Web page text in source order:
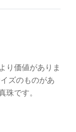
り価値がありま
ズのものがあ
珠です。